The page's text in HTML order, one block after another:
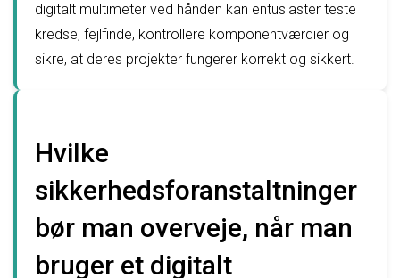
digitalt multimeter ved hånden kan entusiaster teste
kredse, fejlfinde, kontrollere komponentværdier og
sikre, at deres projekter fungerer korrekt og sikkert.
Hvilke
sikkerhedsforanstaltninger
bør man overveje, når man
bruger et digitalt